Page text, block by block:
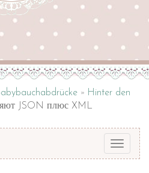
Hinter den
JSON плюс XML
Toggle